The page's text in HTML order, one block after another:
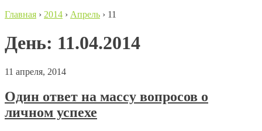
Главная › 2014 › Апрель › 11
День: 11.04.2014
11 апреля, 2014
Один ответ на массу вопросов о
личном успехе